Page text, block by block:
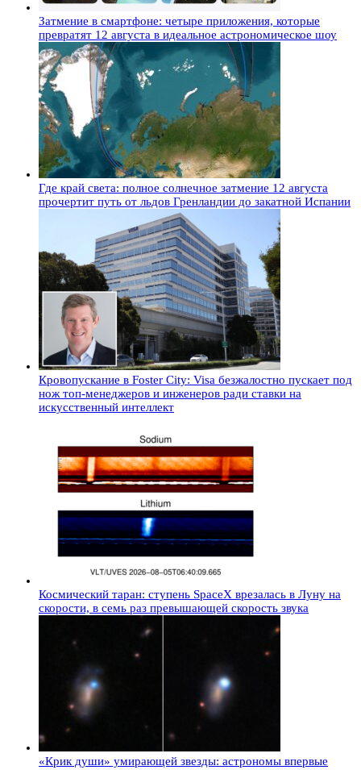
Затмение в смартфоне: четыре приложения, которые
превратят 12 августа в идеальное астрономическое шоу
Где край света: полное солнечное затмение 12 августа
прочертит путь от льдов Гренландии до закатной Испании
Кровопускание в Foster City: Visa безжалостно пускает под
нож топ-менеджеров и инженеров ради ставки на
искусственный интеллект
Космический таран: ступень SpaceX врезалась в Луну на
скорости, в семь раз превышающей скорость звука
«Крик души» умирающей звезды: астрономы впервые